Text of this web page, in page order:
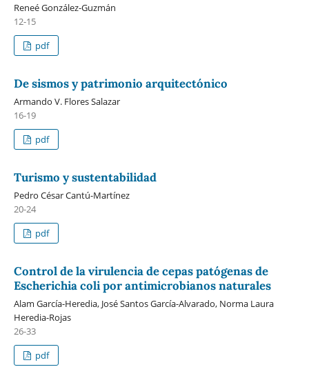
Reneé González-Guzmán
12-15
pdf
De sismos y patrimonio arquitectónico
Armando V. Flores Salazar
16-19
pdf
Turismo y sustentabilidad
Pedro César Cantú-Martínez
20-24
pdf
Control de la virulencia de cepas patógenas de
Escherichia coli por antimicrobianos naturales
Alam García-Heredia, José Santos García-Alvarado, Norma Laura
Heredia-Rojas
26-33
pdf